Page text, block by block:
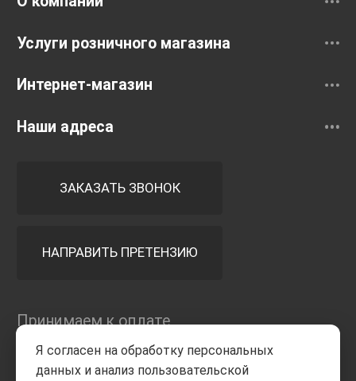
Услуги розничного магазина
Интернет-магазин
Наши адреса
ЗАКАЗАТЬ ЗВОНОК
НАПРАВИТЬ ПРЕТЕНЗИЮ
Принимаем к оплате
Я согласен на обработку персональных
данных и анализ пользовательской